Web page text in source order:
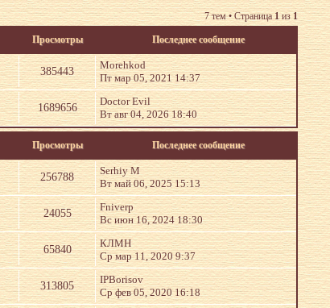
7 тем • Страница1из1
Просмотры Последнее сообщение
385443
Morehkod
Пт мар 05, 2021 14:37
1689656
Doctor Evil
Вт авг 04, 2026 18:40
Просмотры Последнее сообщение
256788
Serhiy M
Вт май 06, 2025 15:13
24055
Fniverp
Вс июн 16, 2024 18:30
65840
КЛМН
Ср мар 11, 2020 9:37
313805
IPBorisov
Ср фев 05, 2020 16:18